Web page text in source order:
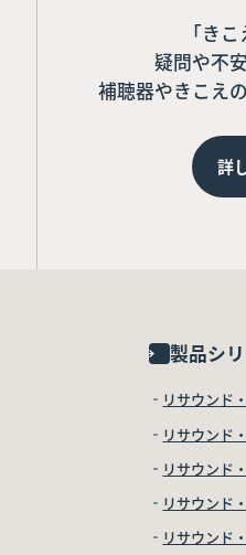
「き
疑問や不
補聴器やきこえ
詳
製品シ
リサウンド
リサウンド
リサウンド
リサウンド
リサウンド